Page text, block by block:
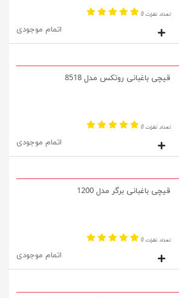
تعداد نظرات 0
اتمام موجودی
قیچی باغبانی روتکس مدل 8518
تعداد نظرات 0
اتمام موجودی
قیچی باغبانی برگر مدل 1200
تعداد نظرات 0
اتمام موجودی